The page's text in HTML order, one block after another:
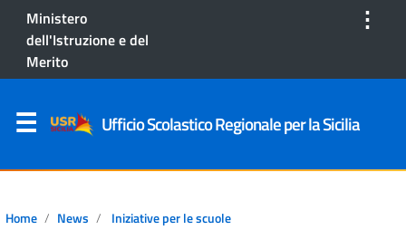
Ministero
dell'Istruzione e del
Merito
⋮
Ufficio Scolastico Regionale per la Sicilia
Home News Iniziative per le scuole